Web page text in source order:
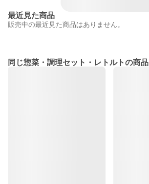
最近見た商品
販売中の最近見た商品はありません。
同じ惣菜・調理セット・レトルトの商品